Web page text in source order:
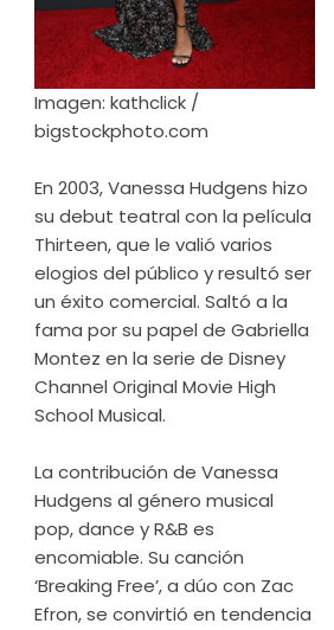
Imagen: kathclick /
bigstockphoto.com
En 2003, Vanessa Hudgens hizo
su debut teatral con la película
Thirteen, que le valió varios
elogios del público y resultó ser
un éxito comercial. Saltó a la
fama por su papel de Gabriella
Montez en la serie de Disney
Channel Original Movie High
School Musical.
La contribución de Vanessa
Hudgens al género musical
pop, dance y R&B es
encomiable. Su canción
‘Breaking Free’, a dúo con Zac
Efron, se convirtió en tendencia